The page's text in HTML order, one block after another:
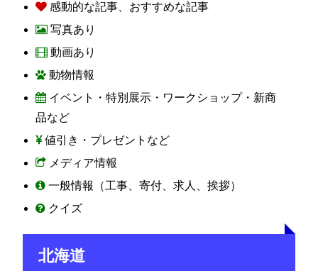
感動的な記事、おすすめな記事
写真あり
動画あり
動物情報
イベント・特別展示・ワークショップ・新商
品など
値引き・プレゼントなど
メディア情報
一般情報（工事、寄付、求人、挨拶）
クイズ
北海道